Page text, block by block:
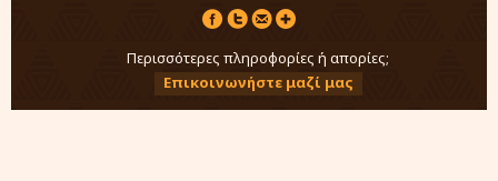
Περισσότερες πληροφορίες ή απορίες;
Επικοινωνήστε μαζί μας